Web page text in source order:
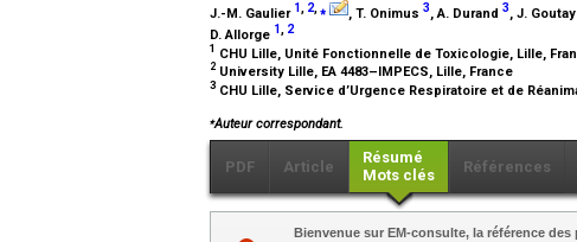
J.-M. Gaulier 1, 2,⁎ , T. Onimus 3, A. Durand 3, J. Goutay
D. Allorge 1 2
1 CHU Lille, Unité Fonctionnelle de Toxicologie, Lille,
2 University Lille, EA 4483–IMPECS, Lille, France
3 CHU Lille, Service d’Urgence Respiratoire et de
⁎Auteur correspondant.
PDF Article
Résumé
Mots clés
Références
Bienvenue sur EM-consulte, la référence